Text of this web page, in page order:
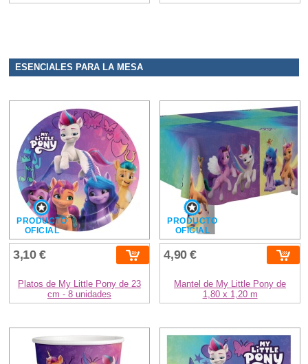
ESENCIALES PARA LA MESA
PRODUCTO
OFICIAL
3,10 €
Platos de My Little Pony de 23
cm - 8 unidades
PRODUCTO
OFICIAL
4,90 €
Mantel de My Little Pony de
1,80 x 1,20 m